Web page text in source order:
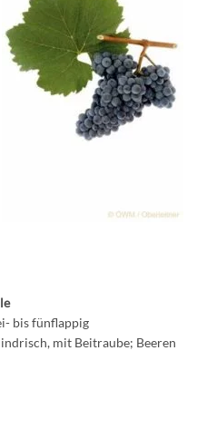
bis fünflappig
mit Beitraube; Beeren